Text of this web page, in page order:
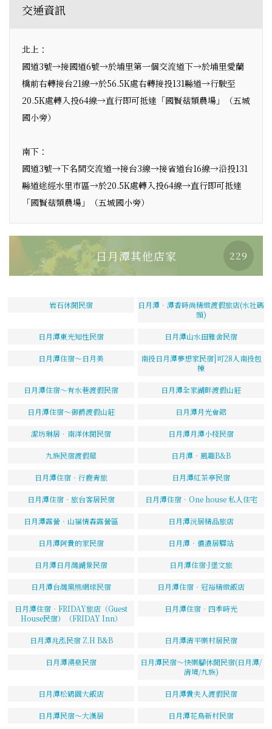
交通資訊
北上：
國道3號→接國道6號→於埔里第一個交流道下→於埔里愛蘭
橋前右轉接台21線→於56.5K處右轉接投131縣道→行駛至
20.5K處轉入投64線→直行即可抵達「國賢菇類農場」（五城
國小旁）
南下：
國道3號→下名間交流道→接台3線→接省道台16線→沿投131
縣道途經水里市區→於20.5K處轉入投64線→直行即可抵達
「國賢菇類農場」（五城國小旁）
日月潭其他店家 229
岩石休閒民宿
日月潭．潭香時尚精緻渡假旅店(水社碼
頭)
日月潭東光知性民宿 日月潭山水田雅舍民宿
日月潭住宿～日月美
南投日月潭夢想家民宿|可28人南投包
棟
日月潭住宿～有水巷渡假民宿 日月潭全家湖畔渡假山莊
日月潭住宿～御爵渡假山莊 日月潭月光會館
潔坊琳居．南洋休閒民宿 日月潭月潭小棧民宿
九族民宿渡假屋 日月潭‧風趣B&B
日月潭住宿‧行鹿青旅 日月潭紅茶亭民宿
日月潭住宿‧旅台客居民宿 日月潭住宿．One house 私人住宅
日月潭露營‧山福情森露營區 日月潭沅居精品旅店
日月潭阿貴的家民宿 日月潭‧儂濃居驛站
日月潭日月灣湖景民宿 日月潭住宿·J堡文旅
日月潭台灣黑熊網球民宿 日月潭住宿‧冠裕精緻飯店
日月潭住宿‧FRIDAY旅店（Guest
House民宿）（FRIDAY Inn）
日月潭住宿‧四季時光
日月潭兆泓民宿 Z.H B&B 日月潭清平樂村居民宿
日月潭湧泉民宿
日月潭民宿～快樂腳休閒民宿(日月潭/
清境/九族)
日月潭松鶴園大飯店 日月潭貴夫人渡假民宿
日月潭民宿～大漢居 日月潭花鳥新村民宿